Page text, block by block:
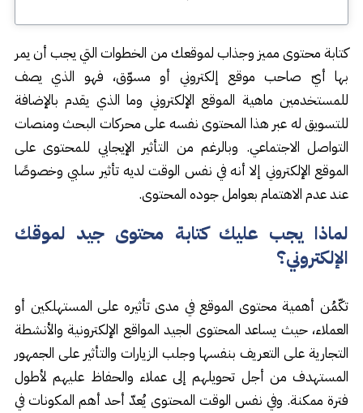
كتابة محتوى مميز وجذاب لموقعك من الخطوات التي يجب أن يمر
بها أيّ صاحب موقع إلكتروني أو مسوّق، فهو الذي يصف
للمستخدمين ماهية الموقع الإلكتروني وما الذي يقدم بالإضافة
للتسويق له عبر هذا المحتوى نفسه على محركات البحث ومنصات
التواصل الاجتماعي. وبالرغم من التأثير الإيجابي للمحتوى على
الموقع الإلكتروني إلا أنه في نفس الوقت لديه تأثير سلبي وخصوصًا
عند عدم الاهتمام بعوامل جوده المحتوى.
لماذا يجب عليك كتابة محتوى جيد لموقك
الإلكتروني؟
تكّمُن أهمية محتوى الموقع في مدى تأثيره على المستهلكين أو
العملاء، حيث يساعد المحتوى الجيد المواقع الإلكترونية والأنشطة
التجارية على التعريف بنفسها وجلب الزيارات والتأثير على الجمهور
المستهدف من أجل تحويلهم إلى عملاء والحفاظ عليهم لأطول
فترة ممكنة. وفي نفس الوقت المحتوى يُعدّ أحد أهم المكونات في